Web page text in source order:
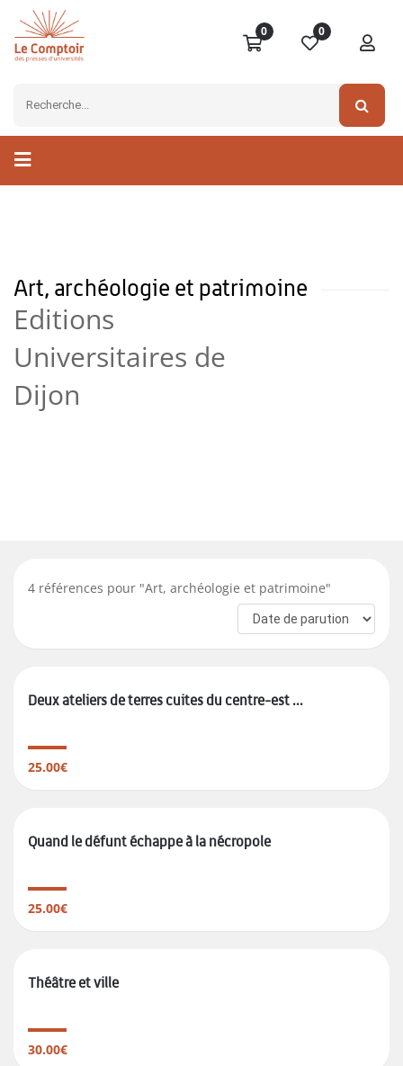
0 0
Art, archéologie et patrimoine
Editions
Universitaires de
Dijon
4 références pour "Art, archéologie et patrimoine"
Deux ateliers de terres cuites du centre-est ...
25.00€
Quand le défunt échappe à la nécropole
25.00€
Théâtre et ville
30.00€